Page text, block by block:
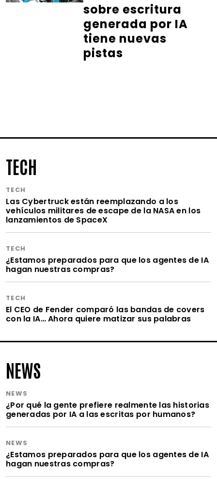
sobre escritura
generada por IA
tiene nuevas
pistas
TECH
TECH
Las Cybertruck están reemplazando a los
vehículos militares de escape de la NASA en los
lanzamientos de SpaceX
TECH
¿Estamos preparados para que los agentes de IA
hagan nuestras compras?
TECH
El CEO de Fender comparó las bandas de covers
con la IA… Ahora quiere matizar sus palabras
NEWS
NEWS
¿Por qué la gente prefiere realmente las historias
generadas por IA a las escritas por humanos?
NEWS
¿Estamos preparados para que los agentes de IA
hagan nuestras compras?